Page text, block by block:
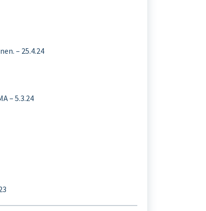
– 25.4.24
– 5.3.24